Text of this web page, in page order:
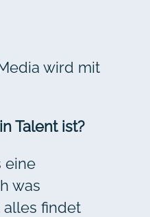
wird mit
Talent ist?
eine
was
alles findet